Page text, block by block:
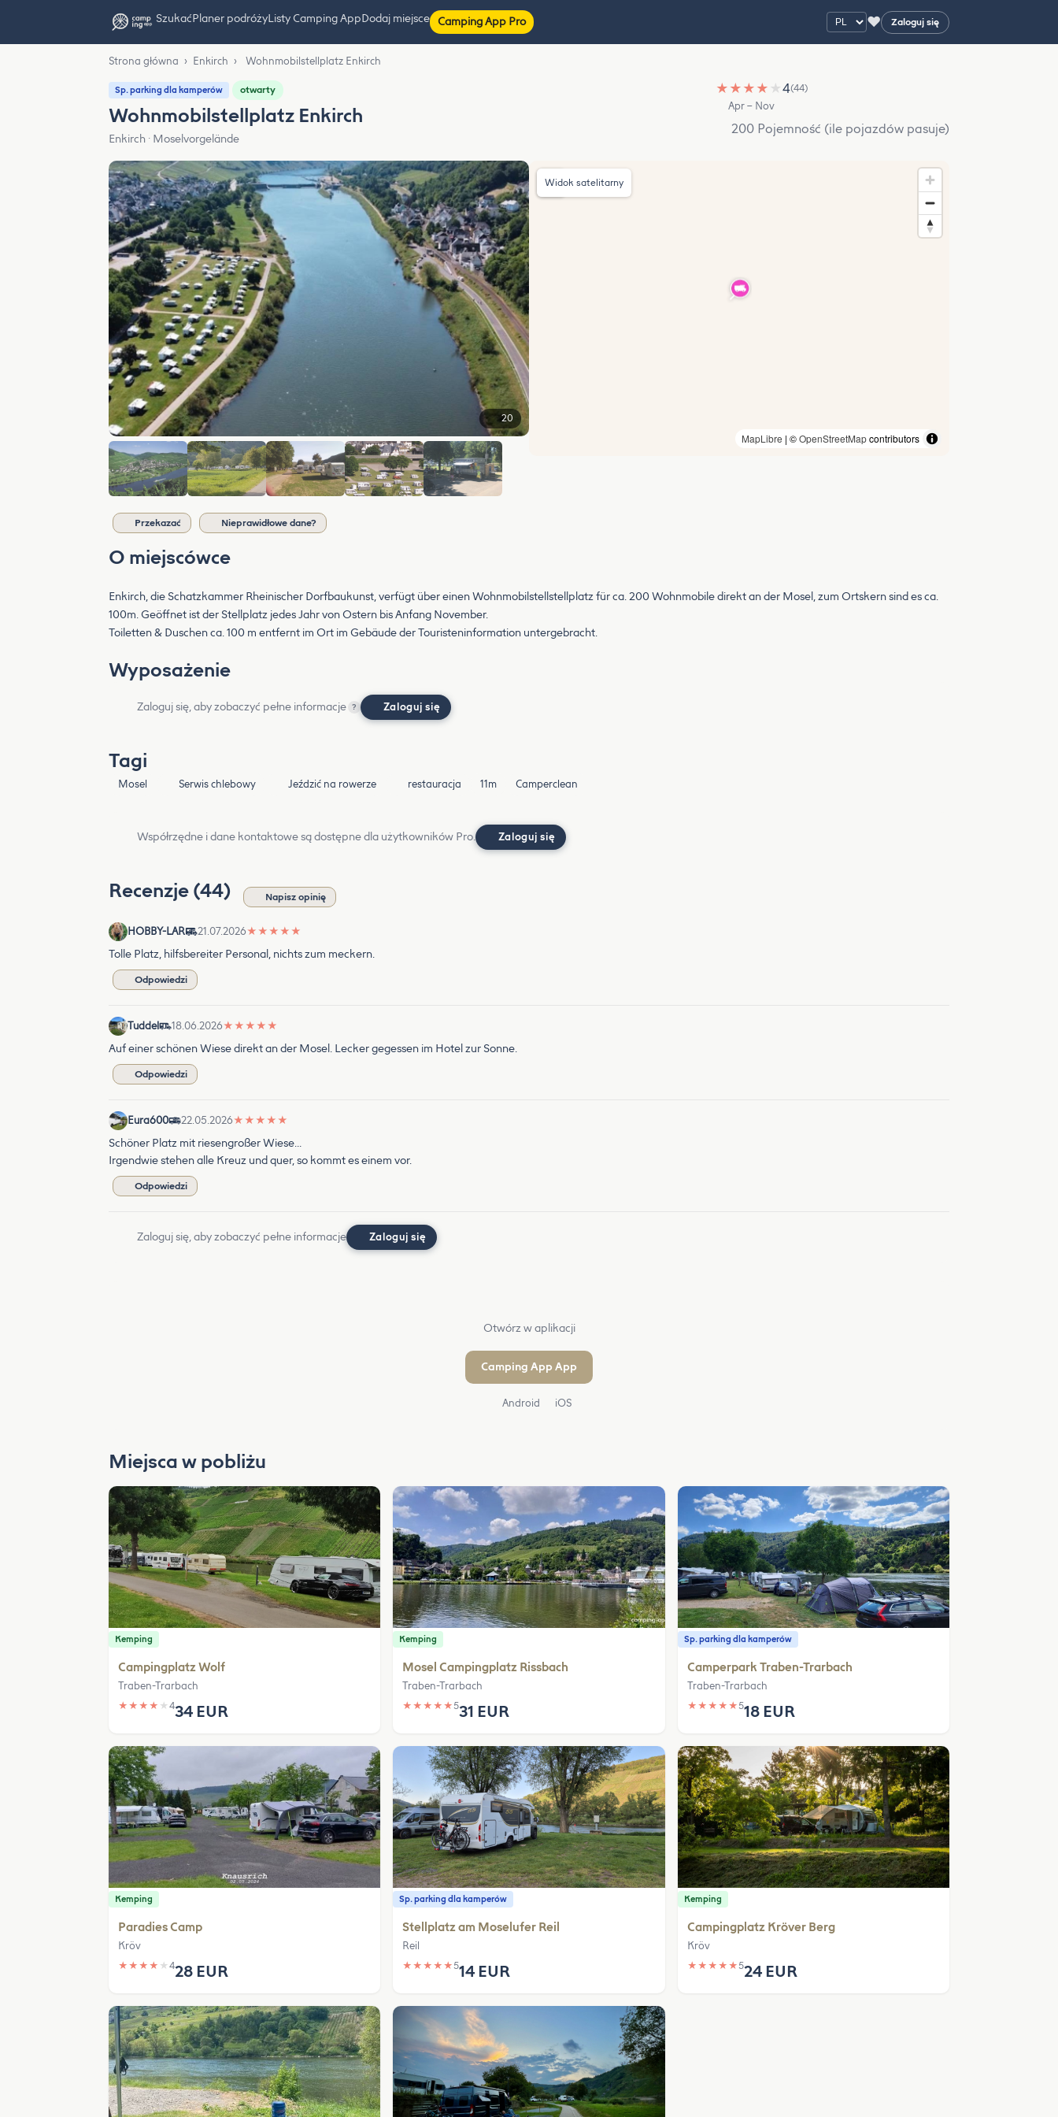
SzukaćPlaner podróżyListy Camping AppDodaj miejsce Camping App Pro ♥ Zaloguj się
Strona główna › Enkirch › Wohnmobilstellplatz Enkirch
Sp. parking dla kamperów otwarty
Wohnmobilstellplatz Enkirch
Enkirch · Moselvorgelände
★ ★ ★ ★ ★4(44)
Apr – Nov
200 Pojemność (ile pojazdów pasuje)
20
MapLibre | ©OpenStreetMapcontributors
Widok satelitarny
Przekazać Nieprawidłowe dane?
O miejscówce
Enkirch, die Schatzkammer Rheinischer Dorfbaukunst, verfügt über einen Wohnmobilstellstellplatz für ca. 200 Wohnmobile direkt an der Mosel, zum Ortskern sind es ca.
100m. Geöffnet ist der Stellplatz jedes Jahr von Ostern bis Anfang November.
Toiletten & Duschen ca. 100 m entfernt im Ort im Gebäude der Touristeninformation untergebracht.
Wyposażenie
Zaloguj się, aby zobaczyć pełne informacje ? Zaloguj się
Tagi
Mosel Serwis chlebowy Jeździć na rowerze restauracja 11m Camperclean
Współrzędne i dane kontaktowe są dostępne dla użytkowników Pro. Zaloguj się
Recenzje (44) Napisz opinię
HOBBY-LAR 21.07.2026★ ★ ★ ★ ★
Tolle Platz, hilfsbereiter Personal, nichts zum meckern.
Odpowiedzi
Tuddel 18.06.2026★ ★ ★ ★ ★
Auf einer schönen Wiese direkt an der Mosel. Lecker gegessen im Hotel zur Sonne.
Odpowiedzi
Eura600 22.05.2026★ ★ ★ ★ ★
Schöner Platz mit riesengroßer Wiese…
Irgendwie stehen alle Kreuz und quer, so kommt es einem vor.
Odpowiedzi
Zaloguj się, aby zobaczyć pełne informacje Zaloguj się
Otwórz w aplikacji
Camping App App
Android iOS
Miejsca w pobliżu
Kemping
Campingplatz Wolf
Traben-Trarbach
★ ★ ★ ★ ★ 434 EUR
Kemping
Mosel Campingplatz Rissbach
Traben-Trarbach
★ ★ ★ ★ ★531 EUR
Sp. parking dla kamperów
Camperpark Traben-Trarbach
Traben-Trarbach
★ ★ ★ ★ ★518 EUR
Kemping
Paradies Camp
Kröv
★ ★ ★ ★ ★ 428 EUR
Sp. parking dla kamperów
Stellplatz am Moselufer Reil
Reil
★ ★ ★ ★ ★514 EUR
Kemping
Campingplatz Kröver Berg
Kröv
★ ★ ★ ★ ★524 EUR